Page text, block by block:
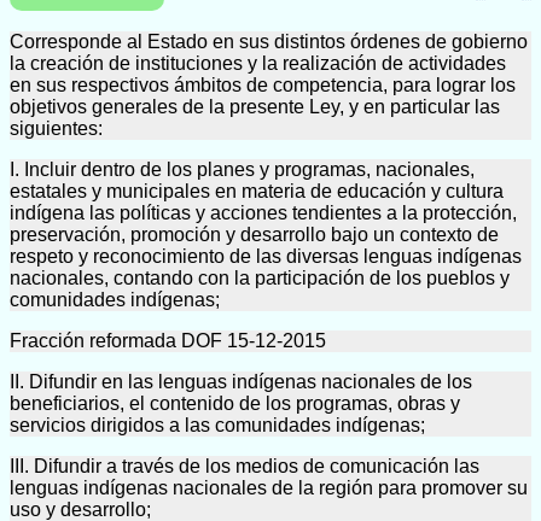
Corresponde al Estado en sus distintos órdenes de gobierno
la creación de instituciones y la realización de actividades
en sus respectivos ámbitos de competencia, para lograr los
objetivos generales de la presente Ley, y en particular las
siguientes:
I. Incluir dentro de los planes y programas, nacionales,
estatales y municipales en materia de educación y cultura
indígena las políticas y acciones tendientes a la protección,
preservación, promoción y desarrollo bajo un contexto de
respeto y reconocimiento de las diversas lenguas indígenas
nacionales, contando con la participación de los pueblos y
comunidades indígenas;
Fracción reformada DOF 15-12-2015
II. Difundir en las lenguas indígenas nacionales de los
beneficiarios, el contenido de los programas, obras y
servicios dirigidos a las comunidades indígenas;
III. Difundir a través de los medios de comunicación las
lenguas indígenas nacionales de la región para promover su
uso y desarrollo;